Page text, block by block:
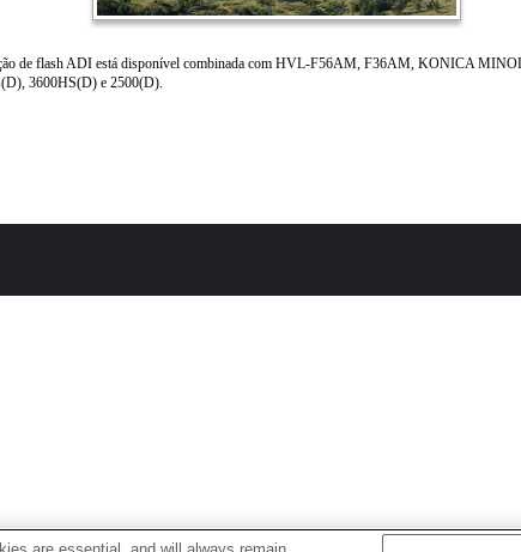
de flash ADI está disponível combinada com HVL-F56AM, F36AM, KONICA
3600HS(D) e 2500(D).